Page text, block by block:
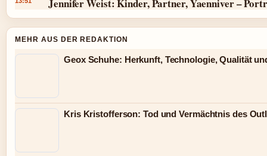
Jennifer Weist: Kinder, Partner, Yaenniver –
MEHR AUS DER REDAKTION
Geox Schuhe: Herkunft, Technologie, Qualität
Kris Kristofferson: Tod und Vermächtnis des